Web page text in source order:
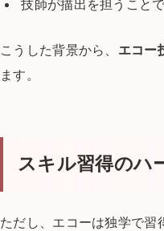
技師が描出を担うこと
こうした背景から、 エコー
ます。
スキル習得のハ
ただし、エコーは独学で習